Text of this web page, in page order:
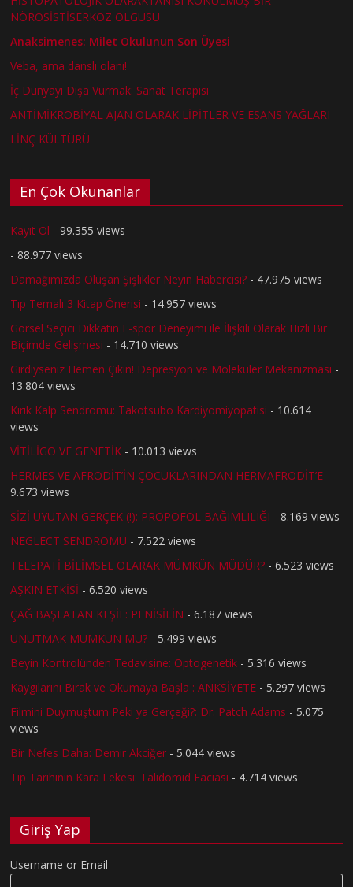
NÖROSİSTİSERKOZ OLGUSU
Anaksimenes: Milet Okulunun Son Üyesi
Veba, ama danslı olanı!
İç Dünyayı Dışa Vurmak: Sanat Terapisi
ANTİMİKROBİYAL AJAN OLARAK LİPİTLER VE ESANS YAĞLARI
LİNÇ KÜLTÜRÜ
En Çok Okunanlar
Kayıt Ol - 99.355 views
- 88.977 views
Damağımızda Oluşan Şişlikler Neyin Habercisi? - 47.975 views
Tıp Temalı 3 Kitap Önerisi - 14.957 views
Görsel Seçici Dikkatin E-spor Deneyimi ile İlişkili Olarak Hızlı Bir
Biçimde Gelişmesi - 14.710 views
Girdiyseniz Hemen Çıkın! Depresyon ve Moleküler Mekanizması -
13.804 views
Kırık Kalp Sendromu: Takotsubo Kardiyomiyopatisi - 10.614
views
VİTİLİGO VE GENETİK - 10.013 views
HERMES VE AFRODİT’İN ÇOCUKLARINDAN HERMAFRODİT’E -
9.673 views
SİZİ UYUTAN GERÇEK (!): PROPOFOL BAĞIMLILIĞI - 8.169 views
NEGLECT SENDROMU - 7.522 views
TELEPATİ BİLİMSEL OLARAK MÜMKÜN MÜDÜR? - 6.523 views
AŞKIN ETKİSİ - 6.520 views
ÇAĞ BAŞLATAN KEŞİF: PENİSİLİN - 6.187 views
UNUTMAK MÜMKÜN MÜ? - 5.499 views
Beyin Kontrolünden Tedavisine: Optogenetik - 5.316 views
Kaygılarını Bırak ve Okumaya Başla : ANKSİYETE - 5.297 views
Filmini Duymuştum Peki ya Gerçeği?: Dr. Patch Adams - 5.075
views
Bir Nefes Daha: Demir Akciğer - 5.044 views
Tıp Tarihinin Kara Lekesi: Talidomid Faciası - 4.714 views
Giriş Yap
Username or Email